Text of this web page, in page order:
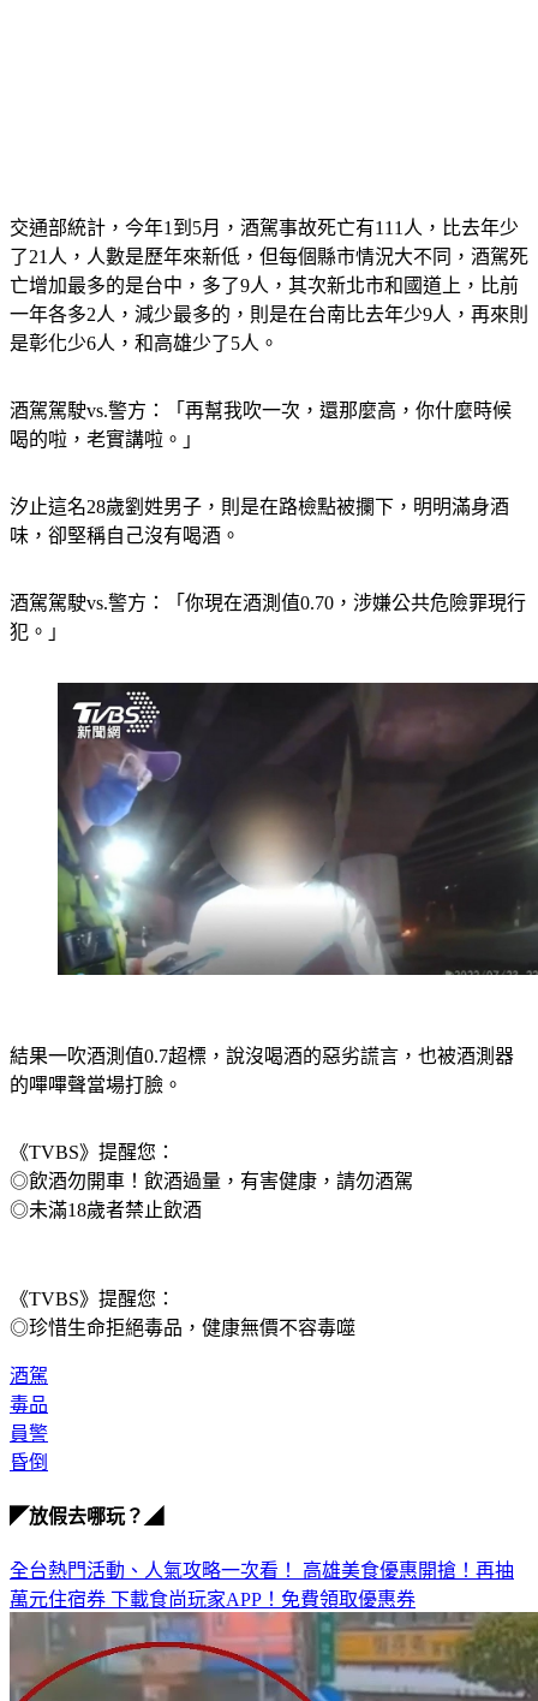
交通部統計，今年1到5月，酒駕事故死亡有111人，比去年少
了21人，人數是歷年來新低，但每個縣市情況大不同，酒駕死
亡增加最多的是台中，多了9人，其次新北市和國道上，比前
一年各多2人，減少最多的，則是在台南比去年少9人，再來則
是彰化少6人，和高雄少了5人。
酒駕駕駛vs.警方：「再幫我吹一次，還那麼高，你什麼時候
喝的啦，老實講啦。」
汐止這名28歲劉姓男子，則是在路檢點被攔下，明明滿身酒
味，卻堅稱自己沒有喝酒。
酒駕駕駛vs.警方：「你現在酒測值0.70，涉嫌公共危險罪現行
犯。」
結果一吹酒測值0.7超標，說沒喝酒的惡劣謊言，也被酒測器
的嗶嗶聲當場打臉。
《TVBS》提醒您：
◎飲酒勿開車！飲酒過量，有害健康，請勿酒駕
◎未滿18歲者禁止飲酒
《TVBS》提醒您：
◎珍惜生命拒絕毒品，健康無價不容毒噬
酒駕
毒品
員警
昏倒
◤放假去哪玩？◢
全台熱門活動、人氣攻略一次看！ 高雄美食優惠開搶！再抽
萬元住宿券 下載食尚玩家APP！免費領取優惠券